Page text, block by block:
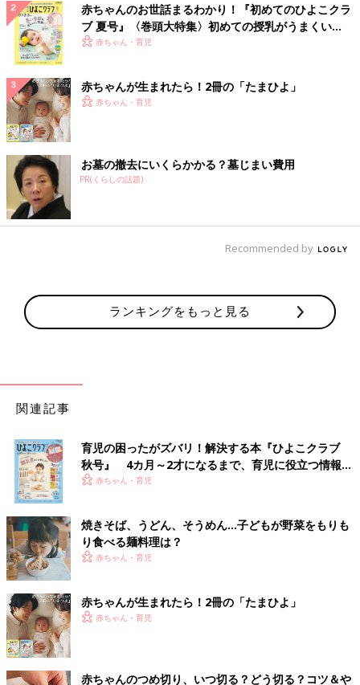
赤ちゃんのお世話まるわかり！『初めてのひよこクラ
ブ 夏号』〈巻頭大特集〉初めての授乳がうまくい
く！ おっぱい・ミルクの基本と夏のトラブル 解決テ
赤ちゃん・育児
赤ちゃんが生まれたら！2冊の「たまひよ」
赤ちゃん・育児
お墓の撤去にいくらかかる？墓じまい費用
PR(くらしの話題)
Recommended by
ランキングをもっと見る
関連記事
育児の困ったがズバリ！解決する本『ひよこクラブ
秋号』 4カ月～2才になるまで、育児に役立つ情報が
いっぱい！
赤ちゃん・育児
焼きそば、うどん、そうめん…子どもが野菜をもりも
り食べる麺料理は？
赤ちゃん・育児
赤ちゃんが生まれたら！2冊の「たまひよ」
赤ちゃん・育児
赤ちゃんのつめ切り、いつ切る？どう切る？コツ＆や